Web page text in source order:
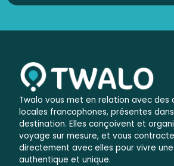
Twalo vous met en relation avec des
locales francophones, présentes
destination. Elles conçoivent et
voyage sur mesure, et vous
directement avec elles pour vivre
authentique et unique.